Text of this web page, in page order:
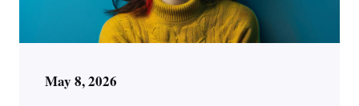
May 8, 2026